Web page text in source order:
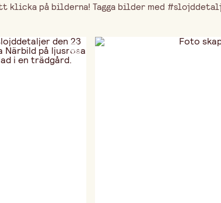
klicka på bilderna! Tagga bilder med